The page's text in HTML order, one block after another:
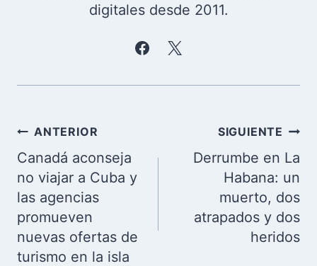
digitales desde 2011.
Navegación
de
entradas
ANTERIOR
Canadá aconseja
no viajar a Cuba y
las agencias
promueven
nuevas ofertas de
turismo en la isla
SIGUIENTE
Derrumbe en La
Habana: un
muerto, dos
atrapados y dos
heridos